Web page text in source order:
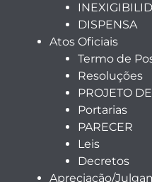
DISPENSA
Atos Oficiais
Termo de
Resoluções
PROJETO
Portarias
PARECER
Leis
Decretos
Apreciação/